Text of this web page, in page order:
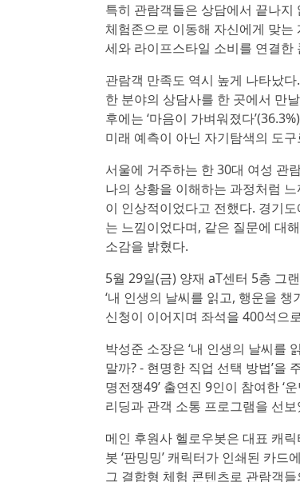
특히 관람객들은 상담에서 끝나지
체험존으로 이동해 자신에게 맞
세와 라이프스타일 소비를 연결
관람객 만족도 역시 높게 나타났
한 분야의 상담사를 한 곳에서 만
후에는 ‘마음이 가벼워졌다
미래 예측이 아닌 자기탐색의 도
서울에 거주하는 한 30대 여성 관
나의 상황을 이해하는 과정처럼
이 인상적이었다고 전했다. 경기
는 느낌이었다며, 같은 질문에 대
소감을 밝혔다.
5월 29일(금) 양재 aT센터 5층 그
‘내 인생의 날씨를 읽고, 행운을
신청이 이어지며 좌석을 400석으
박성준 소장은 ‘내 인생의 날씨를
말까? - 현명한 직업 선택 방법’을
명전쟁49’ 출연진 9인이 참여한 ‘
리딩과 관객 소통 프로그램을 선보
메인 후원사 헬로우봇은 대표 캐
봇 ‘판밍밍’ 캐릭터가 인쇄된 카
그 결합형 체험 콘텐츠로 관람객